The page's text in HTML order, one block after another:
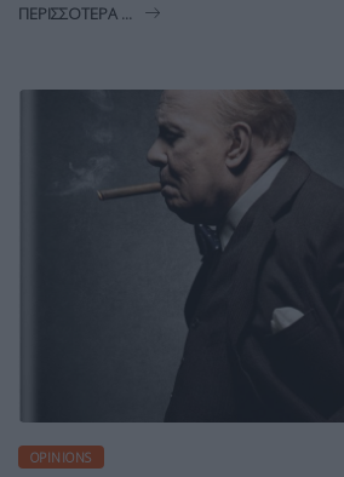
ΠΕΡΙΣΣΌΤΕΡΑ ...
OPINIONS